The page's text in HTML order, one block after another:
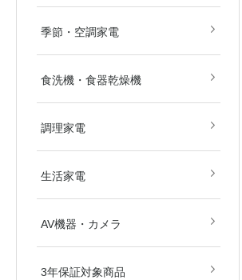
季節・空調家電
食洗機・食器乾燥機
調理家電
生活家電
AV機器・カメラ
3年保証対象商品